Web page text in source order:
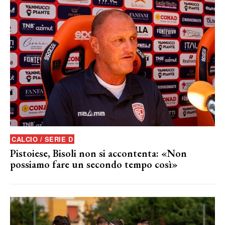
CALCIO / SERIE D
Pistoiese, Bisoli non si accontenta: «Non
possiamo fare un secondo tempo così»